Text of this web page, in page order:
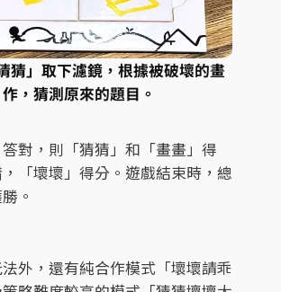
猜」取下濾鏡，根據被破壞的畫
作，猜測原來的題目。
對，則「猜猜」和「畫畫」得
「壞壞」得分。遊戲結束時，總
。
外，還有純合作模式「壞壞請乖